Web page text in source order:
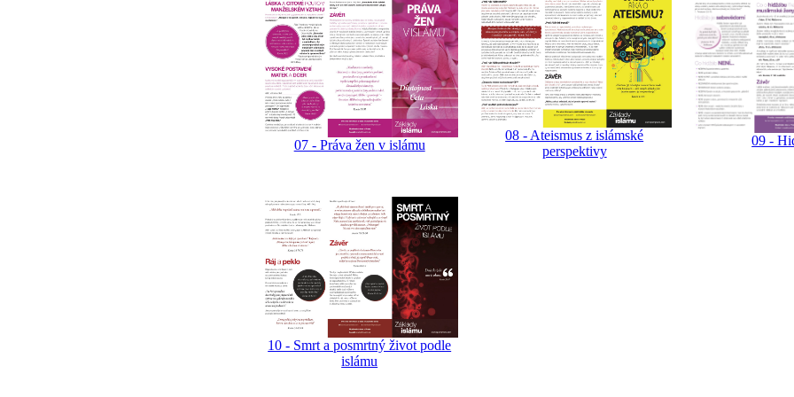
07 - Práva žen v islámu
08 - Ateismus z islámské
perspektivy
09 -
10 - Smrt a posmrtný život podle
islámu